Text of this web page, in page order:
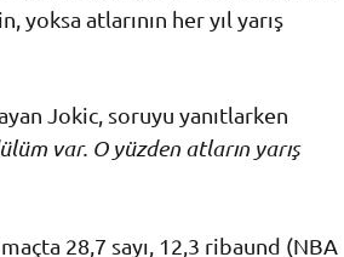
yoksa atlarının her yıl yarış
Jokic, soruyu yanıtlarken
var. O yüzden atların yarış
28,7 sayı, 12,3 ribaund (NBA